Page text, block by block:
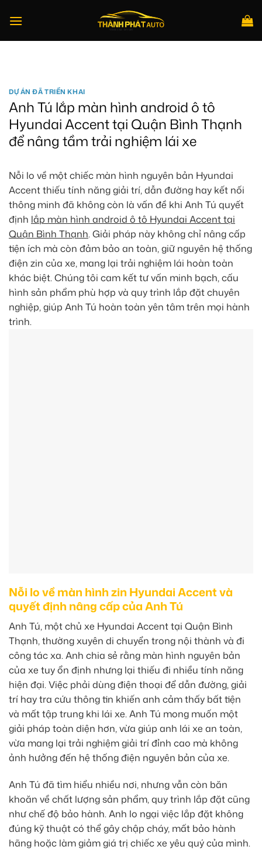
qua
DỰ ÁN ĐÃ TRIỂN KHAI
Anh Tú lắp màn hình android ô tô
Hyundai Accent tại Quận Bình Thạnh
để nâng tầm trải nghiệm lái xe
Nỗi lo về một chiếc màn hình nguyên bản Hyundai
Accent thiếu tính năng giải trí, dẫn đường hay kết nối
thông minh đã không còn là vấn đề khi Anh Tú quyết
định lắp màn hình android ô tô Hyundai Accent tại
Quận Bình Thạnh. Giải pháp này không chỉ nâng cấp
tiện ích mà còn đảm bảo an toàn, giữ nguyên hệ thống
điện zin của xe, mang lại trải nghiệm lái hoàn toàn
khác biệt. Chúng tôi cam kết tư vấn minh bạch, cấu
hình sản phẩm phù hợp và quy trình lắp đặt chuyên
nghiệp, giúp Anh Tú hoàn toàn yên tâm trên mọi hành
trình.
Nỗi lo về màn hình zin Hyundai Accent và
quyết định nâng cấp của Anh Tú
Anh Tú, một chủ xe Hyundai Accent tại Quận Bình
Thạnh, thường xuyên di chuyển trong nội thành và đi
công tác xa. Anh chia sẻ rằng màn hình nguyên bản
của xe tuy ổn định nhưng lại thiếu đi nhiều tính năng
hiện đại. Việc phải dùng điện thoại để dẫn đường, giải
trí hay tra cứu thông tin khiến anh cảm thấy bất tiện
và mất tập trung khi lái xe. Anh Tú mong muốn một
giải pháp toàn diện hơn, vừa giúp anh lái xe an toàn,
vừa mang lại trải nghiệm giải trí đỉnh cao mà không
ảnh hưởng đến hệ thống điện nguyên bản của xe.
Anh Tú đã tìm hiểu nhiều nơi, nhưng vẫn còn băn
khoăn về chất lượng sản phẩm, quy trình lắp đặt cũng
như chế độ bảo hành. Anh lo ngại việc lắp đặt không
đúng kỹ thuật có thể gây chập cháy, mất bảo hành
hãng hoặc làm giảm giá trị chiếc xe yêu quý của mình.